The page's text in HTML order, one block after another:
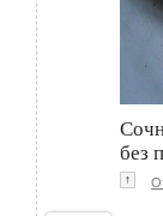
без
↑